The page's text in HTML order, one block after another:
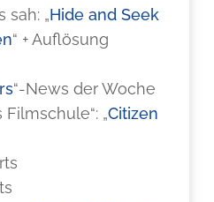
sah: „Hide and Seek
“ + Auflösung
“-News der Woche
Filmschule“: „Citizen